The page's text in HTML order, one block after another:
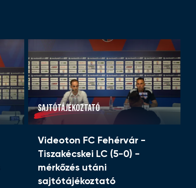
SAJTÓTÁJÉKOZTATÓ
Videoton FC Fehérvár -
Tiszakécskei LC (5-0) -
mérkőzés utáni
sajtótájékoztató